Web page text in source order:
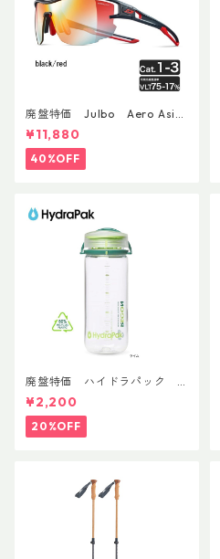
廃盤特価 Julbo Aero Asia
nFit
¥11,880
40%OFF
廃盤特価 ハイドラパック
リーコン ツイスト＆シップ 50
0ml
¥2,200
20%OFF